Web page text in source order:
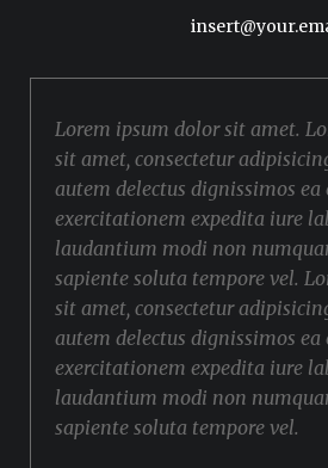
Lorem ipsum dolor sit amet.
sit amet, consectetur
autem delectus dignissimos ea
exercitationem expedita iure
laudantium modi non
sapiente soluta tempore vel.
sit amet, consectetur
autem delectus dignissimos ea
exercitationem expedita iure
laudantium modi non
sapiente soluta tempore vel.